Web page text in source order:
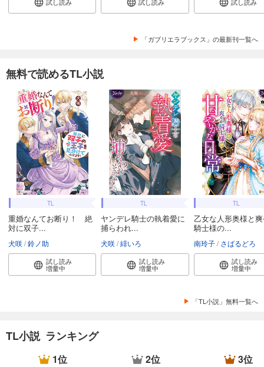
「ガブリエラブックス」の最新刊一覧へ
無料で読めるTL小説
TL
重婚なんてお断り！ 絶
対に双子...
犬咲 鈴ノ助
試し読み
増量中
TL
ヤンデレ騎士の執着愛に
捕らわれ...
犬咲 緋いろ
試し読み
増量中
TL
乙女な人形奥様と
騎士様の...
南玲子 さばるどろ
試し読み
増量中
「TL小説」無料一覧へ
TL小説 ランキング
1位 2位 3位